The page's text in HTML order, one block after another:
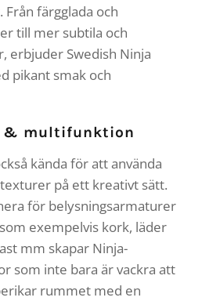
färgglada och
till mer subtila och
erbjuder Swedish Ninja
pikant smak och
& multifunktion
kända för att använda
på ett kreativt sätt.
för belysningsarmaturer
exempelvis kork, läder
mm skapar Ninja-
som inte bara är vackra att
rummet med en